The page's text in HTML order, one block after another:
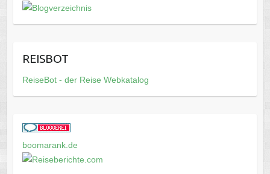
REISBOT
ReiseBot - der Reise Webkatalog
boomarank.de